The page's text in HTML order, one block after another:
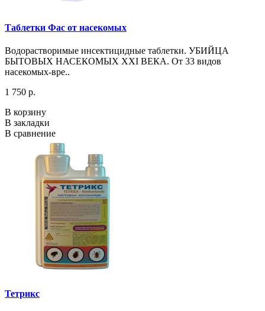
Таблетки Фас от насекомых
Водорастворимые инсектицидные таблетки. УБИЙЦА
БЫТОВЫХ НАСЕКОМЫХ XXI ВЕКА. От 33 видов
насекомых-вре..
1 750 р.
В корзину
В закладки
В сравнение
Тетрикс